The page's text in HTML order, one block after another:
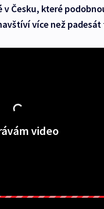
Česku, které
více než
video